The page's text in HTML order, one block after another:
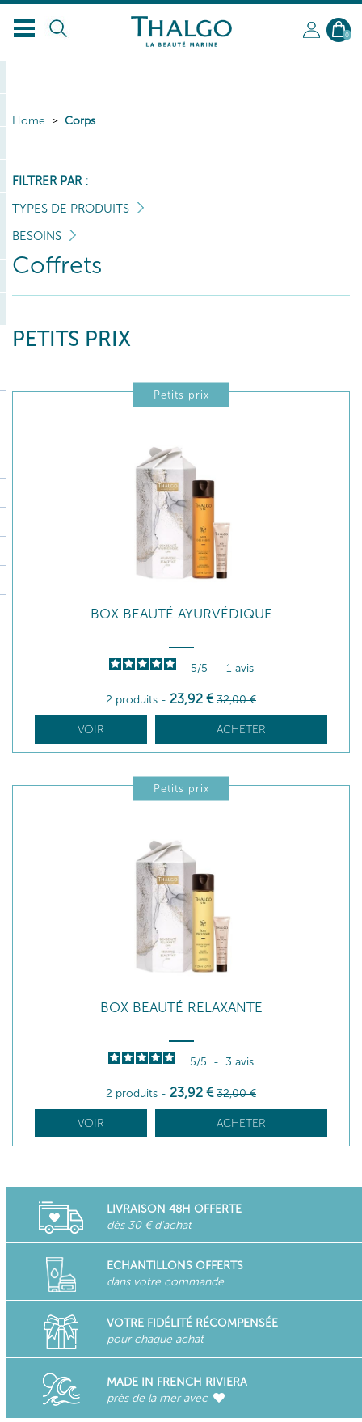
0
Home Corps
FILTRER PAR :
TYPES DE PRODUITS
BESOINS
Coffrets
PETITS PRIX
Petits prix
BOX BEAUTÉ AYURVÉDIQUE
5/5 - 1 avis
2 produits - 23,92 € 32,00 €
VOIR ACHETER
Petits prix
BOX BEAUTÉ RELAXANTE
5/5 - 3 avis
2 produits - 23,92 € 32,00 €
VOIR ACHETER
LIVRAISON 48H OFFERTE
dès 30 € d'achat
ECHANTILLONS OFFERTS
dans votre commande
VOTRE FIDÉLITÉ RÉCOMPENSÉE
pour chaque achat
MADE IN FRENCH RIVIERA
près de la mer avec